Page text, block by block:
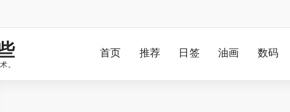
。
首页 推荐 日签 油画 数码